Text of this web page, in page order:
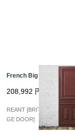
French Big Panel
208,992 円
REANT [BRITISH VINTA
GE DOOR]